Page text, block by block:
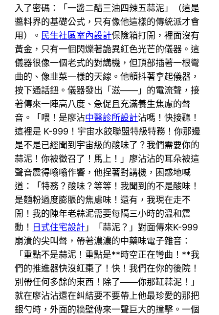
入了密碼：「一醬二醋三油四辣五蒜泥」（這是
醬料界的基礎公式，只有像他這樣的傳統派才會
用）。 民生社區室內設計保險箱打開，裡面沒有
黃金，只有一個閃爍著詭異紅色光芒的儀器。這
儀器很像一個老式的對講機，但頂部插著一根彎
曲的、像韭菜一樣的天線。他顫抖著拿起儀器，
按下通話鈕。儀器發出「滋——」的電流聲，接
著傳來一陣高八度、急促且充滿養生焦慮的聲
音。「喂！是廖沾中醫診所設計沾嗎！快接聽！
這裡是 K-999！宇宙水餃聯盟特級特務！你那邊
是不是已經聞到宇宙級的酸味了？我們需要你的
蒜泥！你被徵召了！馬上！」廖沾沾的耳朵被這
聲音震得嗡嗡作響，他捏著對講機，困惑地喊
道：「特務？酸味？等等！我聞到的不是酸味！
是麵粉過度膨脹的焦慮味！還有，我現在走不
開！我的陳年老蒜泥需要每隔三小時的溫和震
動！ 日式住宅設計 」「蒜泥？」對面傳來K-999
崩潰的尖叫聲，帶著濃濃的中藥味電子雜音：
「重點不是蒜泥！重點是**時空正在彎曲！**我
們的推進器快沒紅棗了！快！我們在你的後院！
別帶任何多餘的東西！除了——你那缸蒜泥！」
就在廖沾沾還在糾結要不要帶上他最珍愛的那把
銀勺時，外面的牆壁傳來一聲巨大的撞擊。一個